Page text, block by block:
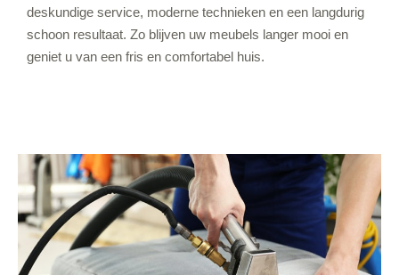
deskundige service, moderne technieken en een langdurig
schoon resultaat. Zo blijven uw meubels langer mooi en
geniet u van een fris en comfortabel huis.